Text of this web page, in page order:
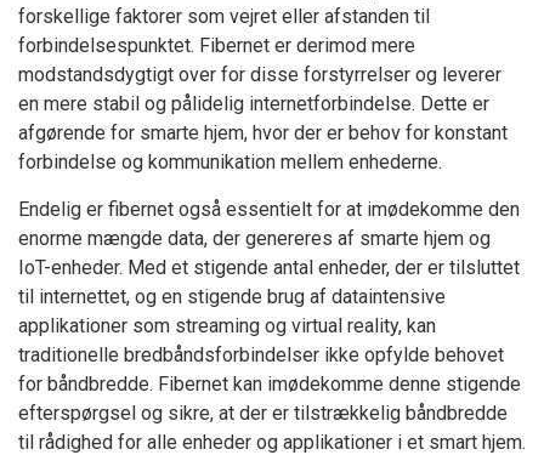
forskellige faktorer som vejret eller afstanden til
forbindelsespunktet. Fibernet er derimod mere
modstandsdygtigt over for disse forstyrrelser og leverer
en mere stabil og pålidelig internetforbindelse. Dette er
afgørende for smarte hjem, hvor der er behov for konstant
forbindelse og kommunikation mellem enhederne.
Endelig er fibernet også essentielt for at imødekomme den
enorme mængde data, der genereres af smarte hjem og
IoT-enheder. Med et stigende antal enheder, der er tilsluttet
til internettet, og en stigende brug af dataintensive
applikationer som streaming og virtual reality, kan
traditionelle bredbåndsforbindelser ikke opfylde behovet
for båndbredde. Fibernet kan imødekomme denne stigende
efterspørgsel og sikre, at der er tilstrækkelig båndbredde
til rådighed for alle enheder og applikationer i et smart hjem.